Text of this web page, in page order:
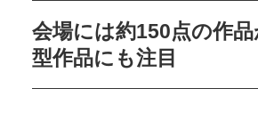
会場には約150点の作
型作品にも注目